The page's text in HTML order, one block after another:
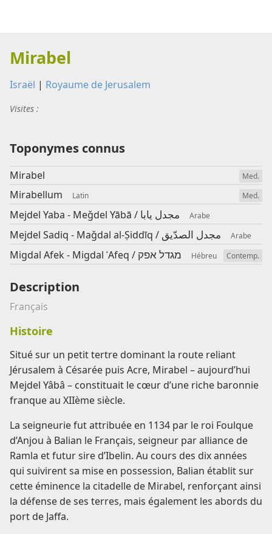
Mirabel
Israël | Royaume de Jerusalem
Visites :
Toponymes connus
Mirabel Med.
Mirabellum Latin Med.
Mejdel Yaba - Meǧdel Yābā / مجدل يابا Arabe
Mejdel Sadiq - Maǧdal al-Ṣiddīq / مجدل الصدّيق Arabe
Migdal Afek - Migdal ʾAfeq / מגדל אפק Hébreu Contemp.
Description
Français
Histoire
Situé sur un petit tertre dominant la route reliant
Jérusalem à Césarée puis Acre, Mirabel – aujourd’hui
Mejdel Yâbâ – constituait le cœur d’une riche baronnie
franque au XIIème siècle.
La seigneurie fut attribuée en 1134 par le roi Foulque
d’Anjou à Balian le Français, seigneur par alliance de
Ramla et futur sire d’Ibelin. Au cours des dix années
qui suivirent sa mise en possession, Balian établit sur
cette éminence la citadelle de Mirabel, renforçant ainsi
la défense de ses terres, mais également les abords du
port de Jaffa.